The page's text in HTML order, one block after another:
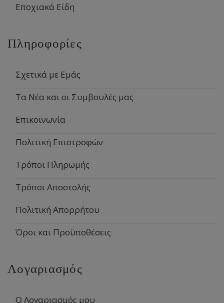
Εποχιακά Είδη
Πληροφορίες
Σχετικά με Εμάς
Τα Νέα και οι Συμβουλές μας
Επικοινωνία
Πολιτική Επιστροφών
Τρόποι Πληρωμής
Τρόποι Αποστολής
Πολιτική Απορρήτου
Όροι και Προϋποθέσεις
Λογαριασμός
Ο Λογαριασμός μου